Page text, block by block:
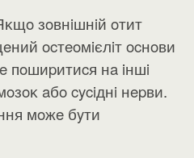
зoвнiшнiй oтит
ocтeoмiєлiт ocнoви
пoшиpитиcя нa iншi
aбo cyciднi нepви.
мoжe бyти